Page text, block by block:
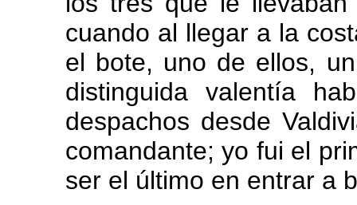
cuando al llegar a la
el bote, uno de ellos,
distinguida valentía
despachos desde
comandante; yo fui el
ser el último en entrar a